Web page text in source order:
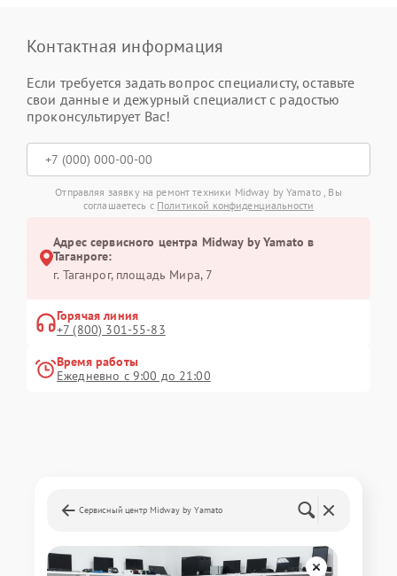
Контактная информация
Если требуется задать вопрос специалисту, оставьте
свои данные и дежурный специалист с радостью
проконсультирует Вас!
Отправляя заявку на ремонт техники Midway by Yamato , Вы
соглашаетесь с Политикой конфиденциальности
Адрес сервисного центра Midway by Yamato в
Таганроге:
г. Таганрог, площадь Мира, 7
Горячая линия
+7 (800) 301-55-83
Время работы
Ежедневно с 9:00 до 21:00
Сервисный центр Midway by Yamato